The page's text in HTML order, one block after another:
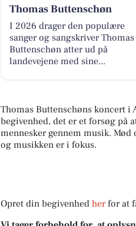
Thomas Buttenschøn
I 2026 drager den populære
sanger og sangskriver Thomas
Buttenschøn atter ud på
landevejene med sine...
Thomas Buttenschøns koncert i
begivenhed, det er et forsøg på
mennesker gennem musik.
og musikken er i fokus.
Opret din begivenhed herfor at